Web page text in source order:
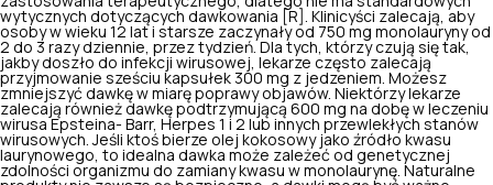
wytycznych dotyczących dawkowania [R]. Klinicyści zalecają, aby
osoby w wieku 12 lat i starsze zaczynały od 750 mg monolauryny od
2 do 3 razy dziennie, przez tydzień. Dla tych, którzy czują się tak,
jakby doszło do infekcji wirusowej, lekarze często zalecają
przyjmowanie sześciu kapsułek 300 mg z jedzeniem. Możesz
zmniejszyć dawkę w miarę poprawy objawów. Niektórzy lekarze
zalecają również dawkę podtrzymującą 600 mg na dobę w leczeniu
wirusa Epsteina- Barr, Herpes 1 i 2 lub innych przewlekłych stanów
wirusowych. Jeśli ktoś bierze olej kokosowyjako źródło kwasu
laurynowego, to idealna dawka może zależeć od genetycznej
zdolności organizmu do zamiany kwasu w monolaurynę. Naturalne